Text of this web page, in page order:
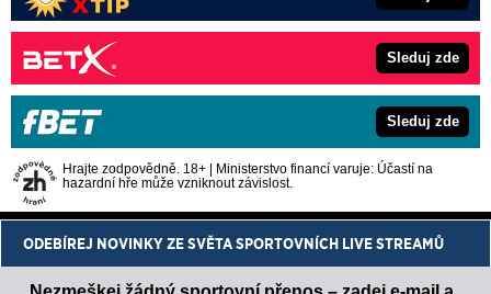
Sleduj zde
Sleduj zde
Hrajte zodpovědně. 18+ | Ministerstvo financí varuje: Účastí na
hazardní hře může vzniknout závislost.
ODEBÍREJ NOVINKY ZE SVĚTA SPORTOVNÍCH LIVE STREAMŮ